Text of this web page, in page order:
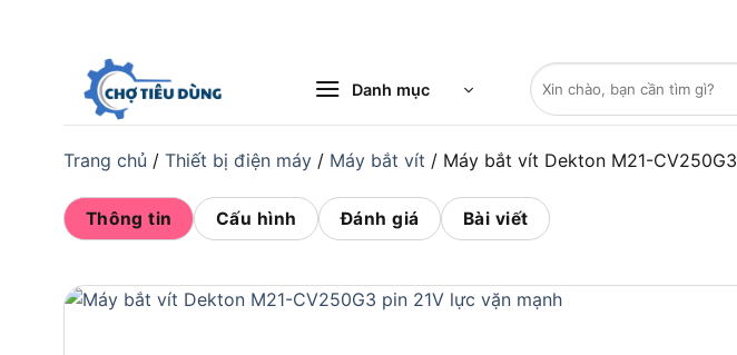
Danh mục
Tìm
kiếm:
Trang chủ / Thiết bị điện máy / Máy bắt vít / Máy bắt vít Dekton M21-CV250G3
Thông tin Cấu hình Đánh giá Bài viết